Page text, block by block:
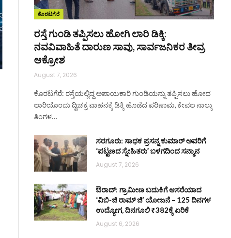
ಕೊರಟಗೆರೆ
ರಸ್ತೆ ಗುಂಡಿ ತಪ್ಪಿಸಲು ಹೋಗಿ ಲಾರಿ ಡಿಕ್ಕಿ:
ನವವಿವಾಹಿತೆ ದಾರುಣ ಸಾವು, ಸಾರ್ವಜನಿಕರ ತೀವ್ರ
ಆಕ್ರೋಶ
August 7, 2026
ಕೊರಟಗೆರೆ: ರಸ್ತೆಯಲ್ಲಿದ್ದ ಅಪಾಯಕಾರಿ ಗುಂಡಿಯನ್ನು ತಪ್ಪಿಸಲು ಹೋದ
ಲಾರಿಯೊಂದು ದ್ವಿಚಕ್ರ ವಾಹನಕ್ಕೆ ಡಿಕ್ಕಿ ಹೊಡೆದ ಪರಿಣಾಮ, ಕೇವಲ ನಾಲ್ಕು
ತಿಂಗಳ…
ಸರಗೂರು: ಸಾಧಕ ಪ್ರಸನ್ನ ಕುಮಾರ್ ಅವರಿಗೆ
‘ಪಟ್ಟಣದ ಸ್ನೇಹಿತರು’ ಬಳಗದಿಂದ ಸನ್ಮಾನ
August 7, 2026
ಔರಾದ್: ಗ್ರಾಮೀಣ ಬದುಕಿಗೆ ಆಸರೆಯಾದ
‘ವಿಬಿ-ಜಿ ರಾಮ್ ಜಿ’ ಯೋಜನೆ – 125 ದಿನಗಳ
ಉದ್ಯೋಗ, ದಿನಗೂಲಿ ₹382ಕ್ಕೆ ಏರಿಕೆ
August 6, 2026